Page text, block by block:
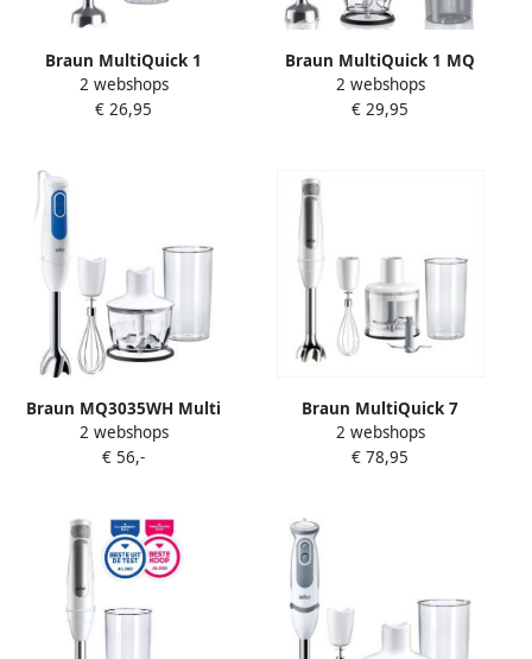
Braun MultiQuick 1
MQ10.001M WH Staafmixer
Wit
2 webshops
€ 26,95
Braun MultiQuick 1 MQ
10.201M WH Staafmixer Wit
2 webshops
€ 29,95
Braun MQ3035WH Multi
Quick 3 Staafmixer +
Accessoires Blauw Wit
2 webshops
€ 56,-
Braun MultiQuick 7
MQ7035IWH 0 6 l
Staafmixer 1000 W
2 webshops
€ 78,95